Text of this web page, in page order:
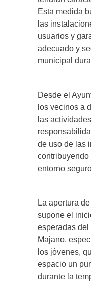
Esta medida
las
usuarios y
adecuado y
municipal
Desde el
los vecinos a
las
de uso de las
contribuyendo
entorno
La apertura
supone el
esperadas del
Majano,
los jóvenes,
espacio un
durante la